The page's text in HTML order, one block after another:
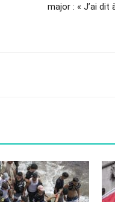
major : « J’ai dit